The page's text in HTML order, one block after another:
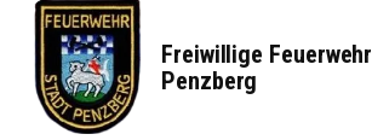
springen
Freiwillige Feuerwehr
Penzberg